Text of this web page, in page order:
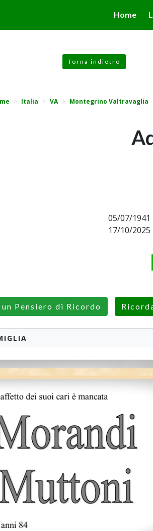
Home
Torna indietro
Italia VA Montegrino Valtravaglia
05/07/1941
17/10/2025
Pensiero di Ricordo
la navigazione in altra